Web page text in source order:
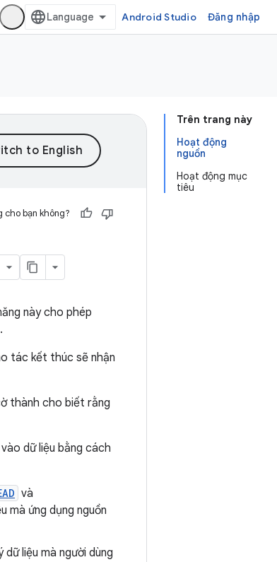
Android Studio Đăng nhập
Trên trang này
Hoạt động
nguồn
Hoạt động mục
tiêu
cho bạn không?
này cho phép
tác kết thúc sẽ nhận
thành cho biết rằng
dữ liệu bằng cách
và
mà ứng dụng nguồn
liệu mà người dùng